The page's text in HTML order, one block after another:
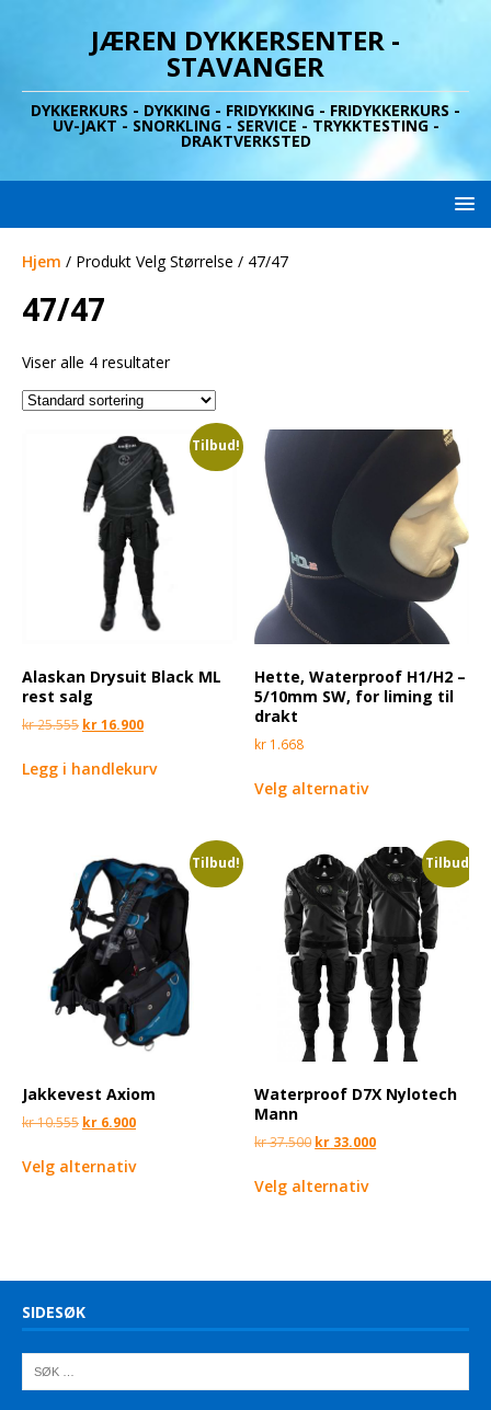
JÆREN DYKKERSENTER -
STAVANGER
DYKKERKURS - DYKKING - FRIDYKKING - FRIDYKKERKURS -
UV-JAKT - SNORKLING - SERVICE - TRYKKTESTING -
DRAKTVERKSTED
Hjem / Produkt Velg Størrelse / 47/47
47/47
Viser alle 4 resultater
Tilbud!
Alaskan Drysuit Black ML
rest salg
kr25.555 kr16.900
Legg i handlekurv
Hette, Waterproof H1/H2 –
5/10mm SW, for liming til
drakt
kr 1.668
Velg alternativ
Tilbud!
Jakkevest Axiom
kr10.555 kr 6.900
Velg alternativ
Tilbud!
Waterproof D7X Nylotech
Mann
kr37.500 kr 33.000
Velg alternativ
SIDESØK